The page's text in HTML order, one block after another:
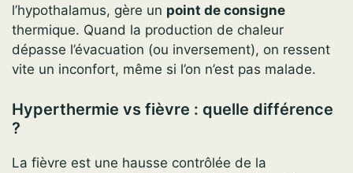
l’hypothalamus, gère un point de consigne
thermique. Quand la production de chaleur
dépasse l’évacuation (ou inversement), on ressent
vite un inconfort, même si l’on n’est pas malade.
Hyperthermie vs fièvre : quelle différence
?
La fièvre est une hausse contrôlée de la